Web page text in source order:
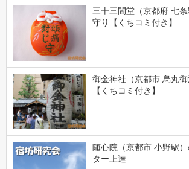
三十三間堂（京都府 七
守り【くちコミ付き】
御金神社（京都市 烏丸
【くちコミ付き】
随心院（京都市 小野駅
ター上達